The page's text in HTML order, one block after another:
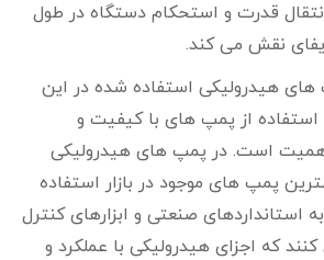
قدرت و استحکام دستگاه در طول
نقش می‌ کند.
هیدرولیکی استفاده شده در این
استفاده از پمپ‌ های با کیفیت و
اهمیت است. در پمپ‌ های هیدرولیکی
پمپ های موجود در بازار استفاده
استانداردهای صنعتی و ابزارهای کنترل
که اجزای هیدرولیکی با عملکرد و